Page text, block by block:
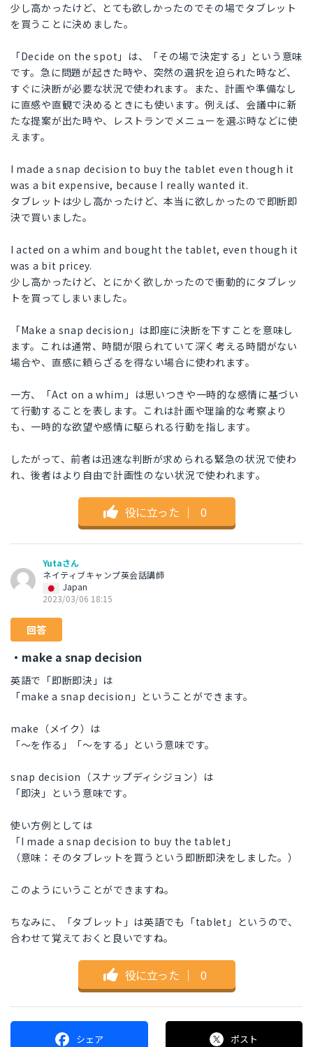
少し高かったけど、とても欲しかったのでその場でタブレット
を買うことに決めました。
「Decide on the spot」は、「その場で決定する」という意味
です。急に問題が起きた時や、突然の選択を迫られた時など、
すぐに決断が必要な状況で使われます。また、計画や準備なし
に直感や直観で決めるときにも使います。例えば、会議中に新
たな提案が出た時や、レストランでメニューを選ぶ時などに使
えます。
I made a snap decision to buy the tablet even though it
was a bit expensive, because I really wanted it.
タブレットは少し高かったけど、本当に欲しかったので即断即
決で買いました。
I acted on a whim and bought the tablet, even though it
was a bit pricey.
少し高かったけど、とにかく欲しかったので衝動的にタブレッ
トを買ってしまいました。
「Make a snap decision」は即座に決断を下すことを意味し
ます。これは通常、時間が限られていて深く考える時間がない
場合や、直感に頼らざるを得ない場合に使われます。
一方、「Act on a whim」は思いつきや一時的な感情に基づい
て行動することを表します。これは計画や理論的な考察より
も、一時的な欲望や感情に駆られる行動を指します。
したがって、前者は迅速な判断が求められる緊急の状況で使わ
れ、後者はより自由で計画性のない状況で使われます。
役に立った ｜ 0
Yutaさん
ネイティブキャンプ英会話講師
Japan
2023/03/06 18:15
回答
・make a snap decision
英語で「即断即決」は
「make a snap decision」ということができます。
make（メイク）は
「〜を作る」「〜をする」という意味です。
snap decision（スナップディシジョン）は
「即決」という意味です。
使い方例としては
「I made a snap decision to buy the tablet」
（意味：そのタブレットを買うという即断即決をしました。）
このようにいうことができますね。
ちなみに、「タブレット」は英語でも「tablet」というので、
合わせて覚えておくと良いですね。
役に立った ｜ 0
シェア ポスト